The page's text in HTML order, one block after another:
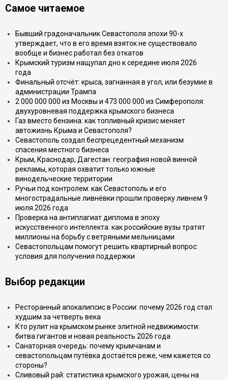
Самое читаемое
Бывший градоначальник Севастополя эпохи 90-х
утверждает, что в его время взяток не существовало
вообще и бизнес работал без откатов
Крымский туризм нащупал дно к середине июля 2026
года
Финальный отсчёт: крыса, загнанная в угол, или безумие в
администрации Трампа
2 000 000 000 из Москвы и 473 000 000 из Симферополя:
двухуровневая поддержка крымского бизнеса
Газ вместо бензина: как топливный кризис меняет
автожизнь Крыма и Севастополя?
Севастополь создал беспрецедентный механизм
спасения местного бизнеса
Крым, Краснодар, Дагестан: география новой винной
рекламы, которая охватит только южные
винодельческие территории
Ручьи под контролем: как Севастополь и его
многострадальные ливнёвки прошли проверку ливнем 9
июля 2026 года
Проверка на антиплагиат диплома в эпоху
искусственного интеллекта: как российские вузы тратят
миллионы на борьбу с ветряными мельницами
Севастопольцам помогут решить квартирный вопрос:
условия для получения поддержки
Выбор редакции
Ресторанный апокалипсис в России: почему 2026 год стал
худшим за четверть века
Кто рулит на крымском рынке элитной недвижимости:
битва гигантов и новая реальность 2026 года
Санаторная очередь: почему крымчанам и
севастопольцам путёвка достаётся реже, чем кажется со
стороны?
Сливовый рай: статистика крымского урожая, цены на